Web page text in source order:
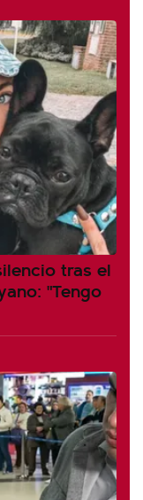
tras el
"Tengo